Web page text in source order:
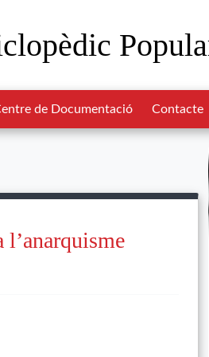
de Documentació Contacte
l’anarquisme